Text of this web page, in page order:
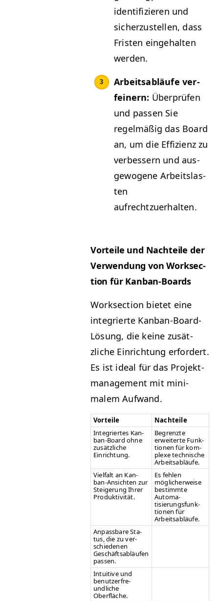
iden­ti­fizieren und
sicherzustellen, dass
Fris­ten einge­hal­ten
werden.
Arbeitsabläufe ver­
fein­ern: Über­prüfen
und passen Sie
regelmäßig das Board
an, um die Effizienz zu
verbessern und aus­
ge­wo­gene Arbeit­slas­
ten
aufrechtzuerhalten.
Vorteile und Nachteile der
Ver­wen­dung von Work­sec­
tion für Kanban-Boards
Work­sec­tion bietet eine
inte­gri­erte Kan­ban-Board-
Lösung, die keine zusät­
zliche Ein­rich­tung erfordert.
Es ist ide­al für das Pro­jek­t­
man­age­ment mit min­i­
malem Aufwand.
Vorteile
Nachteile
Inte­gri­ertes Kan­
ban-Board ohne
zusät­zliche
Einrichtung.
Begren­zte
erweit­erte Funk­
tio­nen für kom­
plexe tech­nis­che
Arbeitsabläufe.
Vielfalt an Kan­
ban-Ansicht­en zur
Steigerung Ihrer
Produktivität.
Es fehlen
möglicher­weise
bes­timmte
Automa­
tisierungs­funk­
tio­nen für
Arbeitsabläufe.
Anpass­bare Sta­
tus, die zu ver­
schiede­nen
Geschäftsabläufen
passen.
Intu­itive und
benutzer­fre­
undliche
Oberfläche.